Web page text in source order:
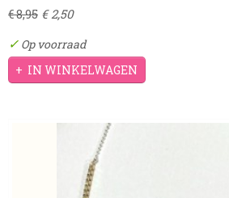
€ 8,95 € 2,50
✓ Op voorraad
IN WINKELWAGEN